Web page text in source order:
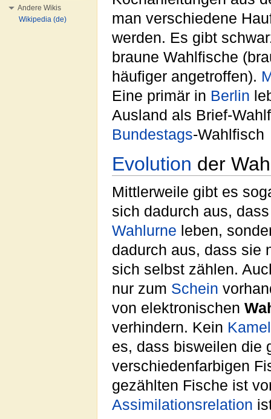
man verschiedene
werden. Es gibt
braune Wahlfische
häufiger angetroffen).
Eine primär in Berlin
Ausland als Brief-
Bundestags-Wahlfisch
Evolution der
Mittlerweile gibt es
sich dadurch aus,
Wahlurne leben,
dadurch aus, dass sie
sich selbst zählen.
nur zum Schein
von elektronischen
verhindern. Kein Kamel
es, dass bisweilen die
verschiedenfarbigen
gezählten Fische ist
Assimilationsrelation
Andere Wikis
Wikipedia (de)